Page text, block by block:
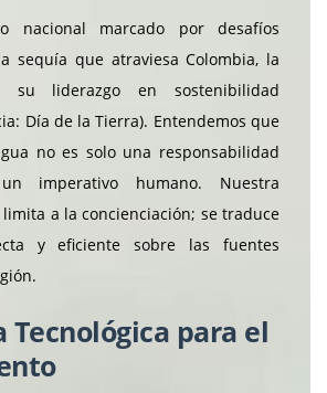
nacional marcado por desafíos
sequía que atraviesa Colombia, la
su liderazgo en sostenibilidad
Día de la Tierra). Entendemos que
no es solo una responsabilidad
imperativo humano. Nuestra
a la concienciación; se traduce
y eficiente sobre las fuentes
Tecnológica para el